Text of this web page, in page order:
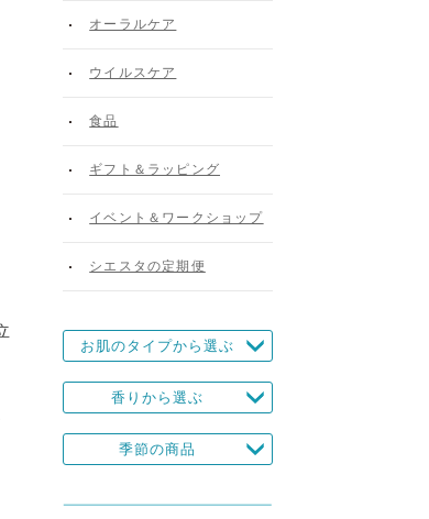
オーラルケア
ウイルスケア
食品
ギフト＆ラッピング
イベント＆ワークショップ
シエスタの定期便
お肌のタイプから選ぶ
香りから選ぶ
季節の商品